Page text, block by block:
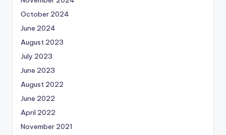
October 2024
June 2024
August 2023
July 2023
June 2023
August 2022
June 2022
April 2022
November 2021